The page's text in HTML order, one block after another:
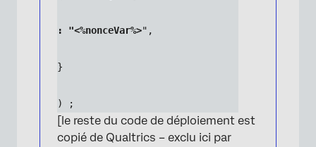
: "<%nonceVar%>",
}
) ;
[le reste du code de déploiement est
copié de Qualtrics – exclu ici par